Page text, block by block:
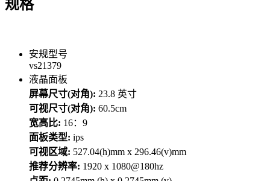
规格
安规型号
vs21379
液晶面板
屏幕尺寸(对角): 23.8 英寸
可视尺寸(对角): 60.5cm
宽高比: 16：9
面板类型: ips
可视区域: 527.04(h)mm x 296.46(v)mm
推荐分辨率: 1920 x 1080@180hz